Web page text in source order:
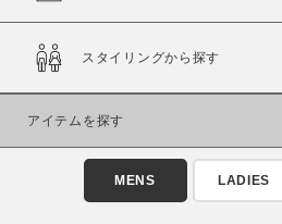
スタイリングから探す
アイテムを探す
MENS LADIES